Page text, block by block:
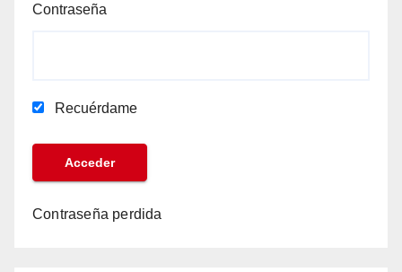
Contraseña
Recuérdame
Contraseña perdida